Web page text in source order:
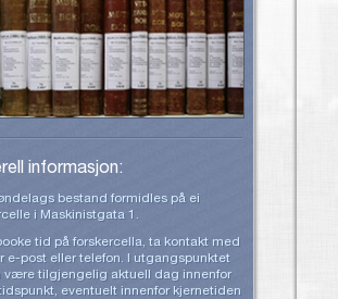
informasjon:
bestand formidles på ei
i Maskinistgata 1.
tid på forskercella, ta kontakt med
e-post eller telefon. I utgangspunktet
være tilgjengelig aktuell dag innenfor
eventuelt innenfor kjernetiden